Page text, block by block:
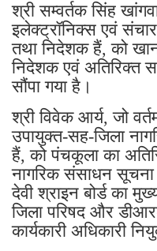
श्री सम्वर्तक सिंह
इलेक्ट्रॉनिक्स एवं
तथा निदेशक हैं, को खान
निदेशक एवं अतिरिक्त
सौंपा गया है।
श्री विवेक आर्य, जो
उपायुक्त-सह-जिला
हैं, को पंचकूला का
नागरिक संसाधन सूचना
देवी श्राइन बोर्ड का
जिला परिषद और
कार्यकारी अधिकारी